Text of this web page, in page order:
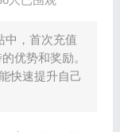
，首次充值
优势和奖励。
快速提升自己